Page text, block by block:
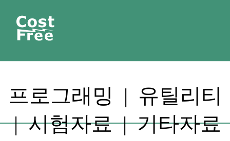
프로그래밍 | 유틸리티
|시험자료|기타자료